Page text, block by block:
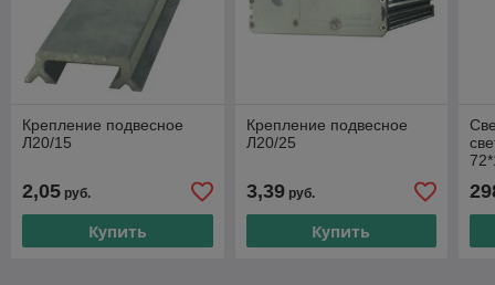
Крепление подвесное
Л20/15
2,05 руб.
Купить
Крепление подвесное
Л20/25
3,39руб.
Купить